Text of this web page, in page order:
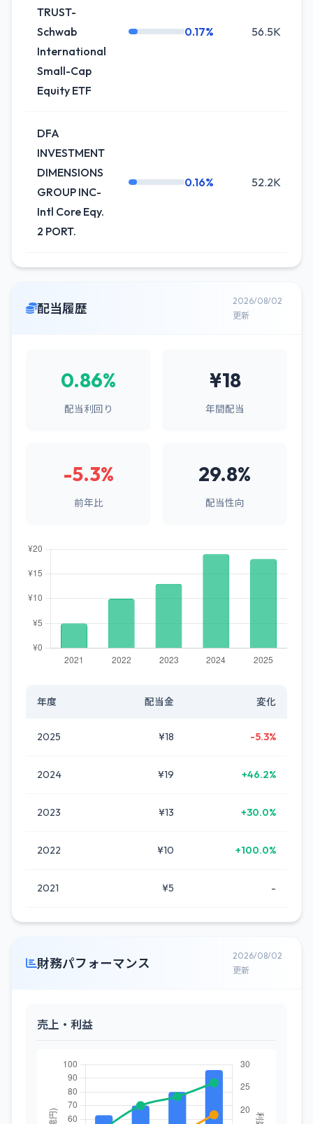
TRUST-
Schwab
International
Small-Cap
Equity ETF
0.17% 56.5K
DFA
INVESTMENT
DIMENSIONS
GROUP INC-
Intl Core Eqy.
2 PORT.
0.16% 52.2K
配当履歴
2026/08/02
更新
0.86%
配当利回り
¥18
年間配当
-5.3%
前年比
29.8%
配当性向
年度 配当金 変化
2025 ¥18 -5.3%
2024 ¥19 +46.2%
2023 ¥13 +30.0%
2022 ¥10 +100.0%
2021 ¥5 -
財務パフォーマンス
2026/08/02
更新
売上・利益